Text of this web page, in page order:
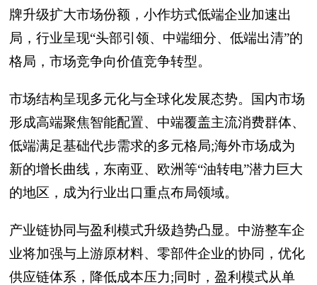
牌升级扩大市场份额，小作坊式低端企业加速出
局，行业呈现“头部引领、中端细分、低端出清”的
格局，市场竞争向价值竞争转型。
市场结构呈现多元化与全球化发展态势。国内市场
形成高端聚焦智能配置、中端覆盖主流消费群体、
低端满足基础代步需求的多元格局;海外市场成为
新的增长曲线，东南亚、欧洲等“油转电”潜力巨大
的地区，成为行业出口重点布局领域。
产业链协同与盈利模式升级趋势凸显。中游整车企
业将加强与上游原材料、零部件企业的协同，优化
供应链体系，降低成本压力;同时，盈利模式从单